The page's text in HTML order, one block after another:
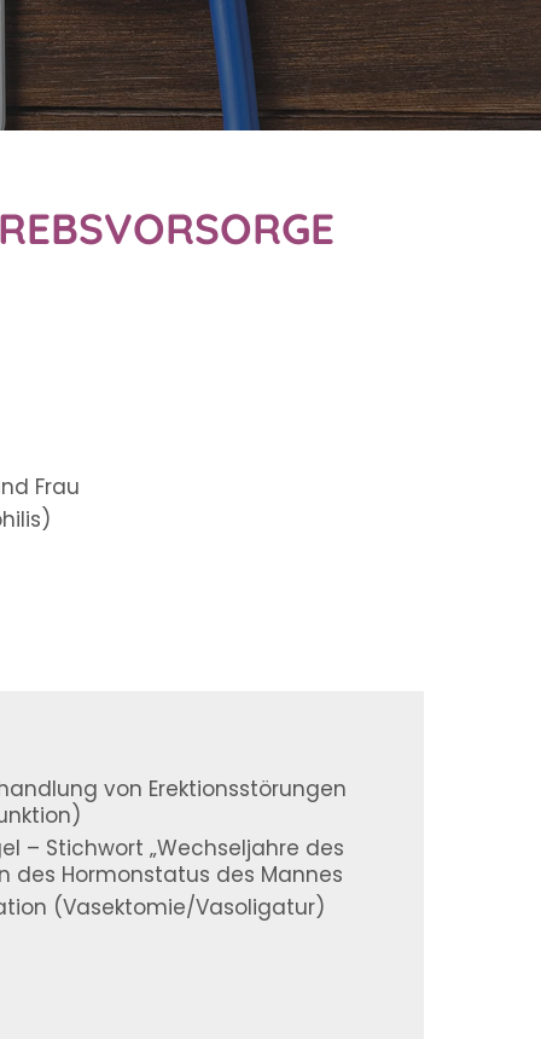
Frau
von Erektionsstörungen
– Stichwort „Wechseljahre des
des Hormonstatus des Mannes
(Vasektomie/Vasoligatur)